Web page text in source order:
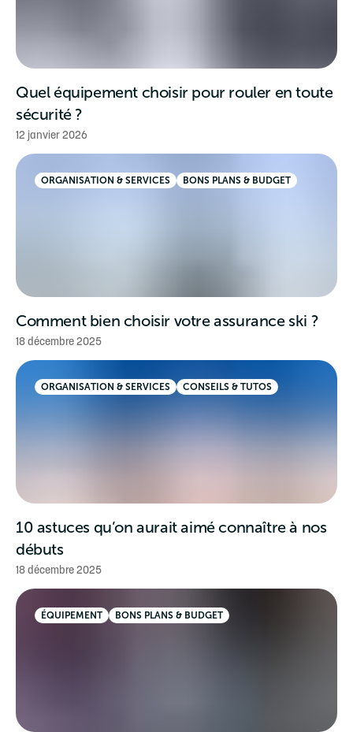
Quel équipement choisir pour rouler en toute
sécurité ?
12 janvier 2026
ORGANISATION & SERVICES BONS PLANS & BUDGET
Comment bien choisir votre assurance ski ?
18 décembre 2025
ORGANISATION & SERVICES CONSEILS & TUTOS
10 astuces qu’on aurait aimé connaître à nos
débuts
18 décembre 2025
ÉQUIPEMENT BONS PLANS & BUDGET